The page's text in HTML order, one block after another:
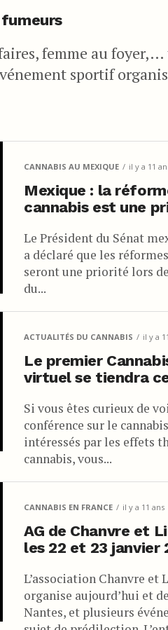
femme au
sportif
CANNABIS AU MEXIQUE il y a 11
Mexique : la
cannabis est une
Le Président du Sénat
a déclaré que les
seront une priorité lors
du...
ACTUALITÉS DU CANNABIS il y a
Le premier
virtuel se tiendra
Si vous êtes curieux de
conférence sur le
intéressés par les effets
cannabis, vous...
CANNABIS EN FRANCE il y a 11 ans
AG de Chanvre et
les 22 et 23 janvier
L’association Chanvre et
organise aujourd’hui et
Nantes, et plusieurs